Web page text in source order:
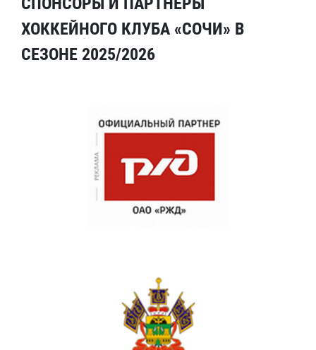
ХОККЕЙНОГО КЛУБА «СОЧИ» В
СЕЗОНЕ 2025/2026